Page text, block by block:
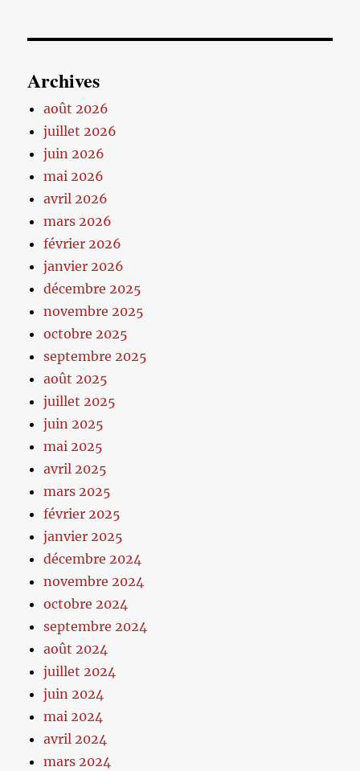
Archives
août 2026
juillet 2026
juin 2026
mai 2026
avril 2026
mars 2026
février 2026
janvier 2026
décembre 2025
novembre 2025
octobre 2025
septembre 2025
août 2025
juillet 2025
juin 2025
mai 2025
avril 2025
mars 2025
février 2025
janvier 2025
décembre 2024
novembre 2024
octobre 2024
septembre 2024
août 2024
juillet 2024
juin 2024
mai 2024
avril 2024
mars 2024